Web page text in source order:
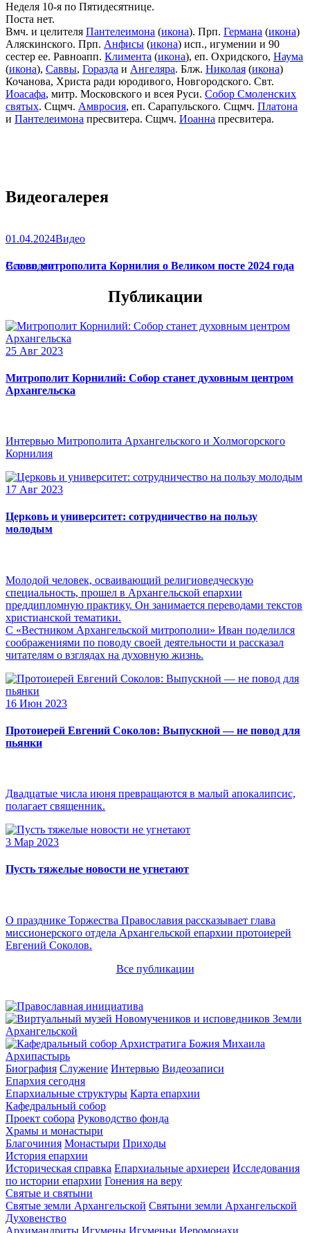
Неделя 10-я по Пятидесятнице.
Поста нет.
Вмч. и целителя Пантелеимона (икона). Прп. Германа (икона)
Аляскинского. Прп. Анфисы (икона) исп., игумении и 90
сестер ее. Равноапп. Климента (икона), еп. Охридского, Наума
(икона), Саввы, Горазда и Ангеляра. Блж. Николая (икона)
Кочанова, Христа ради юродивого, Новгородского. Свт.
Иоасафа, митр. Московского и всея Руси. Собор Смоленских
святых. Сщмч. Амвросия, еп. Сарапульского. Сщмч. Платона
и Пантелеимона пресвитера. Сщмч. Иоанна пресвитера.
Видеогалерея
01.04.2024Видео
Слово митрополита Корнилия о Великом посте 2024 года
Все видео
Публикации
25 Авг 2023
Митрополит Корнилий: Собор станет духовным центром
Архангельска
Интервью Митрополита Архангельского и Холмогорского
Корнилия
17 Авг 2023
Церковь и университет: сотрудничество на пользу
молодым
Молодой человек, осваивающий религиоведческую
специальность, прошел в Архангельской епархии
преддипломную практику. Он занимается переводами текстов
христианской тематики.
С «Вестником Архангельской митрополии» Иван поделился
соображениями по поводу своей деятельности и рассказал
читателям о взглядах на духовную жизнь.
16 Июн 2023
Протоиерей Евгений Соколов: Выпускной — не повод для
пьянки
Двадцатые числа июня превращаются в малый апокалипсис,
полагает священник.
3 Мар 2023
Пусть тяжелые новости не угнетают
О празднике Торжества Православия рассказывает глава
миссионерского отдела Архангельской епархии протоиерей
Евгений Соколов.
Все публикации
Архипастырь
Биография Служение Интервью Видеозаписи
Епархия сегодня
Епархиальные структуры Карта епархии
Кафедральный собор
Проект собора Руководство фонда
Храмы и монастыри
Благочиния Монастыри Приходы
История епархии
Историческая справка Епархиальные архиереи Исследования
по истории епархии Гонения на веру
Святые и святыни
Святые земли Архангельской Святыни земли Архангельской
Духовенство
Архимандриты Игумены Игуменьи Иеромонахи